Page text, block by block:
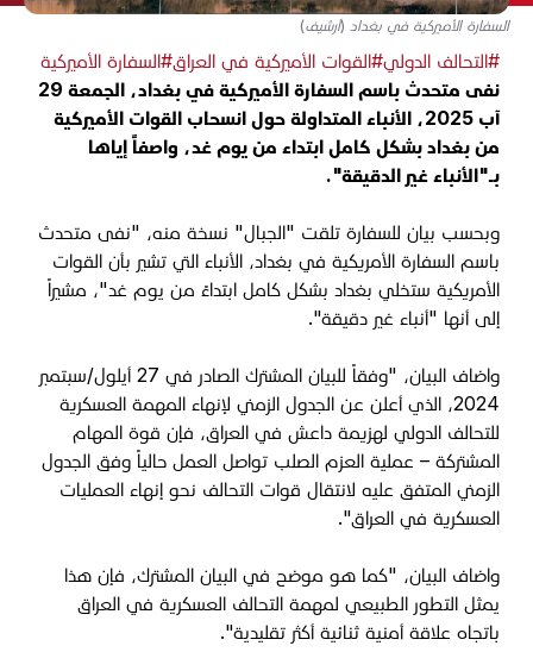
السفارة الأميركية في بغداد (أرشيف)
#التحالف الدولي#القوات الأميركية في العراق#السفارة الأميركية
نفى متحدث باسم السفارة الأميركية في بغداد، الجمعة 29
آب 2025، الأنباء المتداولة حول انسحاب القوات الأميركية
من بغداد بشكل كامل ابتداء من يوم غد، واصفاً إياها
بـ"الأنباء غير الدقيقة".
وبحسب بيان للسفارة تلقت "الجبال" نسخة منه، "نفى متحدث
باسم السفارة الأمريكية في بغداد، الأنباء التي تشير بأن القوات
الأمريكية ستخلي بغداد بشكل كامل ابتداءً من يوم غد"، مشيراً
إلى أنها "أنباء غير دقيقة".
واضاف البيان، "وفقاً للبيان المشترك الصادر في 27 أيلول/سبتمبر
2024، الذي أعلن عن الجدول الزمني لإنهاء المهمة العسكرية
للتحالف الدولي لهزيمة داعش في العراق، فإن قوة المهام
المشتركة – عملية العزم الصلب تواصل العمل حالياً وفق الجدول
الزمني المتفق عليه لانتقال قوات التحالف نحو إنهاء العمليات
العسكرية في العراق".
واضاف البيان، "كما هو موضح في البيان المشترك، فإن هذا
يمثل التطور الطبيعي لمهمة التحالف العسكرية في العراق
باتجاه علاقة أمنية ثنائية أكثر تقليدية".